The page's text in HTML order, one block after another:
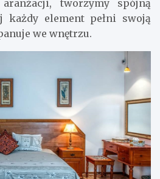
tworzymy spójną
każdy element pełni swoją
we wnętrzu.